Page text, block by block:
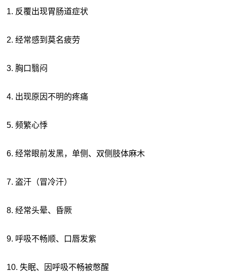
1. 反覆出现胃肠道症状
2. 经常感到莫名疲劳
3. 胸口翳闷
4. 出现原因不明的疼痛
5. 频繁心悸
6. 经常眼前发黑，单侧、双侧肢体麻木
7. 盗汗（冒冷汗）
8. 经常头晕、昏厥
9. 呼吸不畅顺、口唇发紫
10. 失眠、因呼吸不畅被憋醒